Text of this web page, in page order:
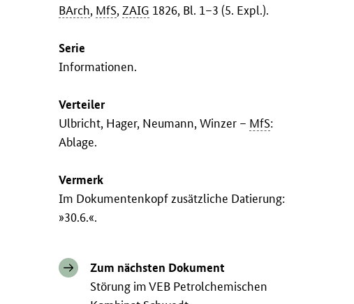
BArch, MfS,ZAIG 1826, Bl. 1–3 (5. Expl.).
Serie
Informationen.
Verteiler
Ulbricht, Hager, Neumann, Winzer – MfS:
Ablage.
Vermerk
Im Dokumentenkopf zusätzliche Datierung:
»30.6.«.
Zum nächsten Dokument
Störung im VEB Petrolchemischen